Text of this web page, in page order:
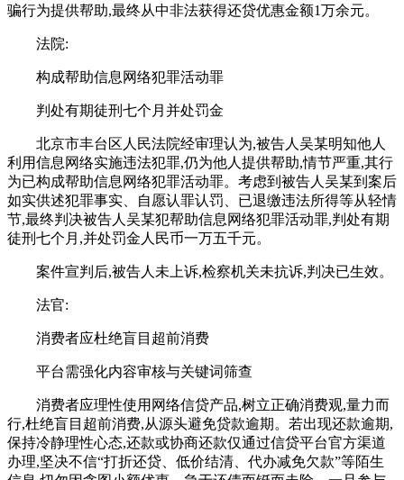
骗行为提供帮助,最终从中非法获得还贷优惠金额1万余元。
法院:
构成帮助信息网络犯罪活动罪
判处有期徒刑七个月并处罚金
北京市丰台区人民法院经审理认为,被告人吴某明知他人
利用信息网络实施违法犯罪,仍为他人提供帮助,情节严重,其行
为已构成帮助信息网络犯罪活动罪。考虑到被告人吴某到案后
如实供述犯罪事实、自愿认罪认罚、已退缴违法所得等从轻情
节,最终判决被告人吴某犯帮助信息网络犯罪活动罪,判处有期
徒刑七个月,并处罚金人民币一万五千元。
案件宣判后,被告人未上诉,检察机关未抗诉,判决已生效。
法官:
消费者应杜绝盲目超前消费
平台需强化内容审核与关键词筛查
消费者应理性使用网络信贷产品,树立正确消费观,量力而
行,杜绝盲目超前消费,从源头避免贷款逾期。若出现还款逾期,
保持冷静理性心态,还款或协商还款仅通过信贷平台官方渠道
办理,坚决不信“打折还贷、低价结清、代办减免欠款”等陌生